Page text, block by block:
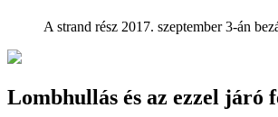
A strand rész 2017. szeptember 3-án
Lombhullás és az ezzel járó